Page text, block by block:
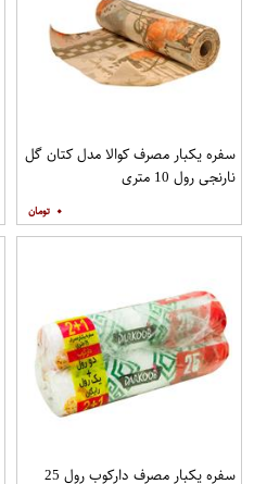
سفره یکبار مصرف کوالا مدل کتان گل
نارنجی رول 10 متری
۰
سفره یکبار مصرف دارکوب رول 25